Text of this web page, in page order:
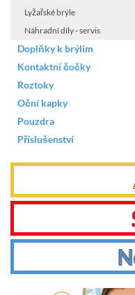
Lyžařské brýle
Náhradní díly - servis
Doplňky k brýlím
Kontaktní čočky
Roztoky
Oční kapky
Pouzdra
Příslušenství